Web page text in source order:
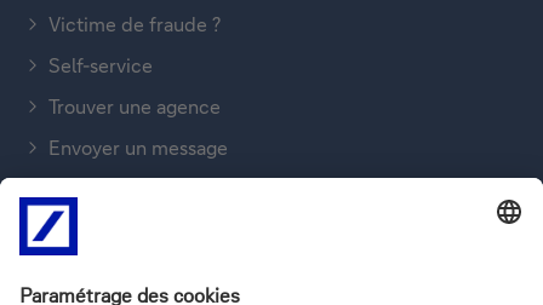
Victime de fraude ?
Self-service
Trouver une agence
Envoyer un message
FAQs